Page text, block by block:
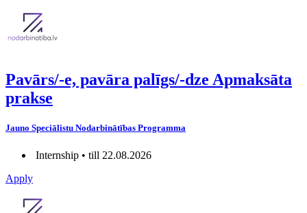
Pavārs/-e, pavāra palīgs/-dze Apmaksāta
prakse
Jauno Speciālistu Nodarbinātības Programma
Internship • till 22.08.2026
Apply